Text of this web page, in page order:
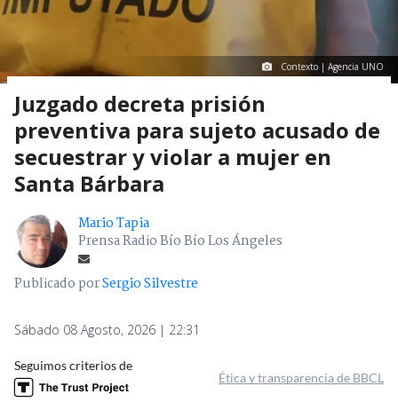
Contexto | Agencia UNO
Juzgado decreta prisión
preventiva para sujeto acusado de
secuestrar y violar a mujer en
Santa Bárbara
Mario Tapia
Prensa Radio Bío Bío Los Ángeles
Publicado porSergio Silvestre
Sábado 08 Agosto, 2026 | 22:31
Seguimos criterios de
Ética y transparencia de BBCL